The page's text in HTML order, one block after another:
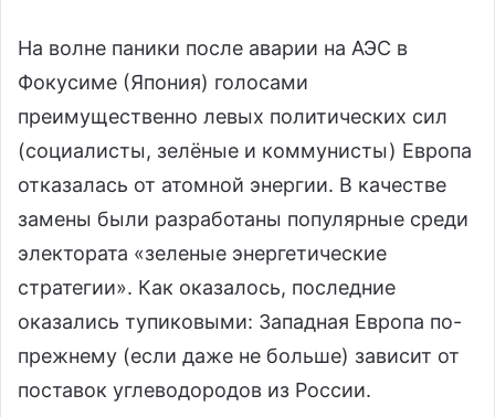
На волне паники после аварии на АЭС в
Фокусиме (Япония) голосами
преимущественно левых политических сил
(социалисты, зелёные и коммунисты) Европа
отказалась от атомной энергии. В качестве
замены были разработаны популярные среди
электората «зеленые энергетические
стратегии». Как оказалось, последние
оказались тупиковыми: Западная Европа по-
прежнему (если даже не больше) зависит от
поставок углеводородов из России.